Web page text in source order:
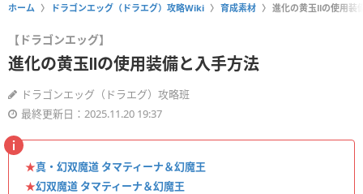
ホーム ドラゴンエッグ（ドラエグ）攻略Wiki 育成素材 進化の黄玉Ⅱの使用装
【ドラゴンエッグ】
進化の黄玉Ⅱの使用装備と入手方法
ドラゴンエッグ（ドラエグ）攻略班
最終更新日：2025.11.20 19:37
★真・幻双魔道 タマティーナ＆幻魔王
★幻双魔道 タマティーナ＆幻魔王